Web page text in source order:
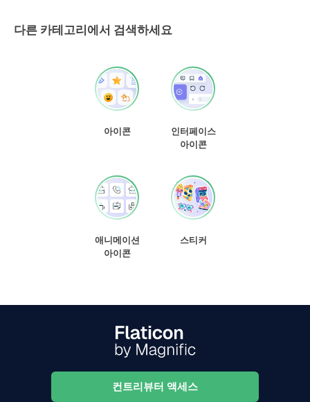
다른 카테고리에서 검색하세요
아이콘
인터페이스
아이콘
애니메이션
아이콘
스티커
컨트리뷰터 액세스